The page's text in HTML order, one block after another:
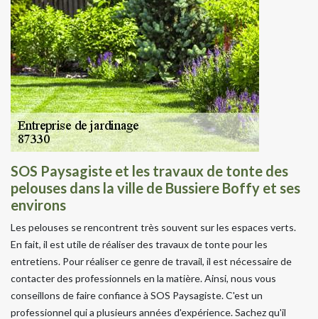
SOS Paysagiste et les travaux de tonte des
pelouses dans la ville de Bussiere Boffy et ses
environs
Les pelouses se rencontrent très souvent sur les espaces verts.
En fait, il est utile de réaliser des travaux de tonte pour les
entretiens. Pour réaliser ce genre de travail, il est nécessaire de
contacter des professionnels en la matière. Ainsi, nous vous
conseillons de faire confiance à SOS Paysagiste. C'est un
professionnel qui a plusieurs années d'expérience. Sachez qu'il